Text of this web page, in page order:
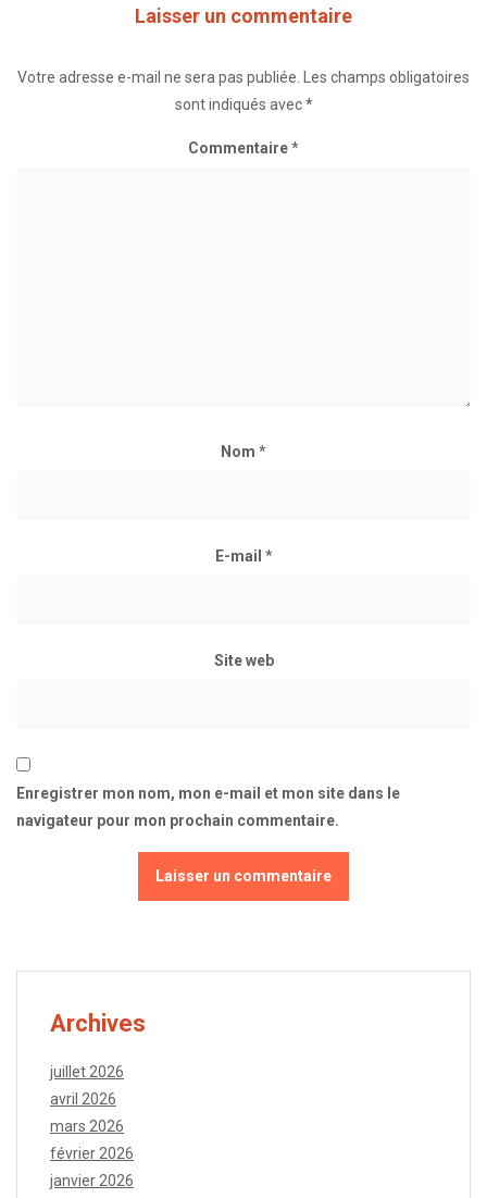
Laisser un commentaire
Votre adresse e-mail ne sera pas publiée.
Les champs obligatoires
sont indiqués avec*
Commentaire*
Nom *
E-mail *
Site web
Enregistrer mon nom, mon e-mail et mon site dans le
navigateur pour mon prochain commentaire.
Archives
juillet 2026
avril 2026
mars 2026
février 2026
janvier 2026